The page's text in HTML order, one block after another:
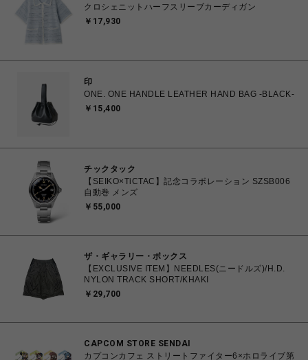
クロシェニットハーフスリーブカーディガン
￥17,930
印
ONE. ONE HANDLE LEATHER HAND BAG -BLACK-
￥15,400
チックタック
【SEIKO×TiCTAC】記念コラボレーション SZSB006
自動巻 メンズ
￥55,000
ザ・ギャラリー・ボックス
【EXCLUSIVE ITEM】NEEDLES(ニードルズ)/H.D.
NYLON TRACK SHORT/KHAKI
￥29,700
CAPCOM STORE SENDAI
カプコンカフェ ストリートファイター6×ホロライブ第